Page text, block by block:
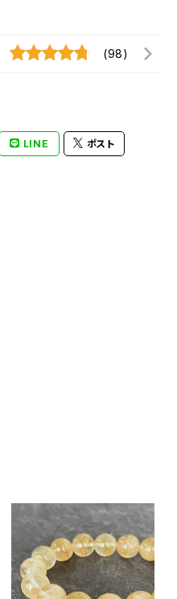
(98)
LINE ポスト